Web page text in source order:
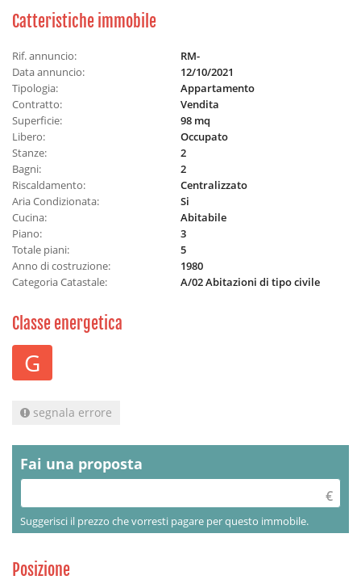
Catteristiche immobile
Rif. annuncio:
RM-
Data annuncio:
12/10/2021
Tipologia:
Appartamento
Contratto:
Vendita
Superficie:
98 mq
Libero:
Occupato
Stanze:
2
Bagni:
2
Riscaldamento:
Centralizzato
Aria Condizionata:
Si
Cucina:
Abitabile
Piano:
3
Totale piani:
5
Anno di costruzione:
1980
Categoria Catastale:
A/02 Abitazioni di tipo civile
Classe energetica
G
segnala errore
Fai una proposta
Suggerisci il prezzo che vorresti pagare per questo immobile.
Posizione